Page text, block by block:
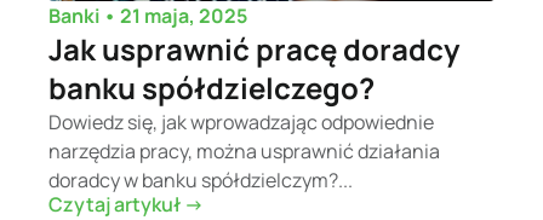
Banki • 21 maja, 2025
Jak usprawnić pracę doradcy
banku spółdzielczego?
Dowiedz się, jak wprowadzając odpowiednie
narzędzia pracy, można usprawnić działania
doradcy w banku spółdzielczym?...
Czytaj artykuł ->